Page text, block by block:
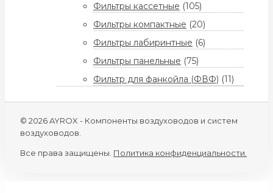
Фильтры кассетные (105)
Фильтры компактные (20)
Фильтры лабиринтные (6)
Фильтры панельные (75)
Фильтр для фанкойла (ФВФ) (11)
© 2026 AYROX - Компоненты воздуховодов и систем
воздуховодов.
Все права защищены. Политика конфиденциальности.